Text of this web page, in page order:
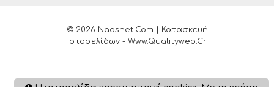
© 2026 Naosnet.com | Κατασκευή
Ιστοσελίδων - Www.qualityweb.gr